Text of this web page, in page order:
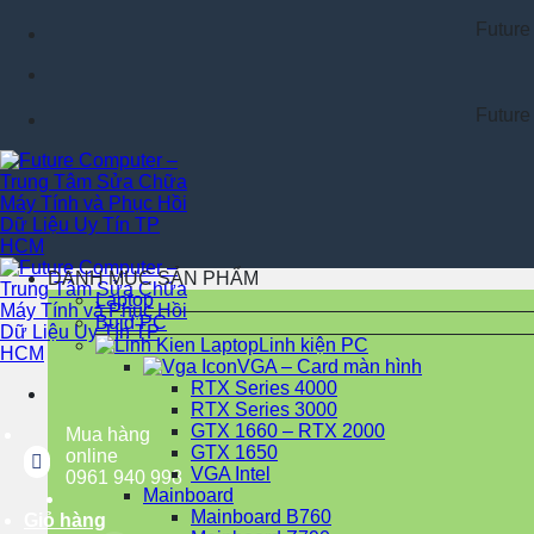
Chuyển
Future
Future
Mua hàng
online
0961 940 998
Giỏ hàng
DANH MỤC SẢN PHẨM
Laptop
Buid PC
Linh kiện PC
VGA – Card màn hình
RTX Series 4000
RTX Series 3000
GTX 1660 – RTX 2000
GTX 1650
VGA Intel
Mainboard
Mainboard B760